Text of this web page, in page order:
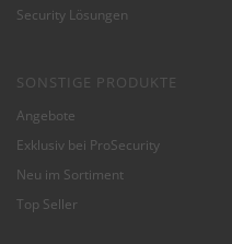
Security Lösungen
SONSTIGE PRODUKTE
Angebote
Exklusiv bei ProSecurity
Neu im Sortiment
Top Seller